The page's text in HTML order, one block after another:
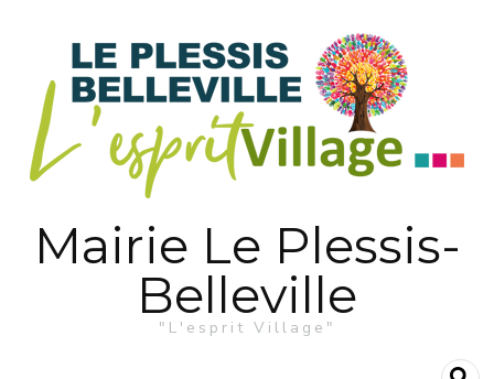
Mairie Le Plessis-
Belleville
"L'esprit Village"